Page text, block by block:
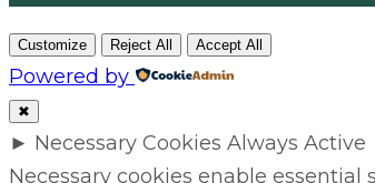
Customize Reject All Accept All
Powered by
✖
► Necessary Cookies Always Active
Necessary cookies enable